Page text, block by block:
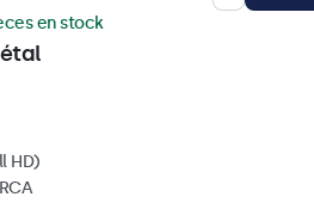
en stock
HD)